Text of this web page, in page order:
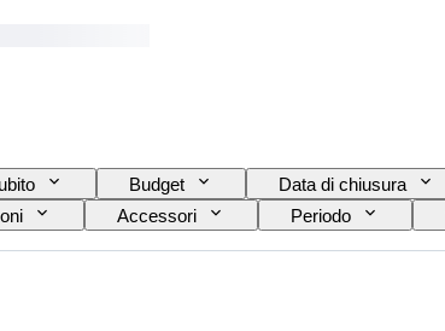
Budget Data di chiusura
Accessori Periodo
Colore
Artista Venduto da